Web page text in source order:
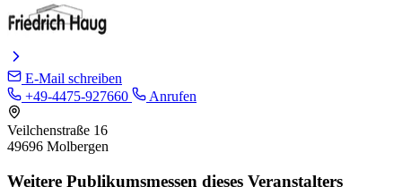
E-Mail schreiben
+49-4475-927660
Anrufen
Veilchenstraße 16
49696 Molbergen
Weitere Publikumsmessen dieses Veranstalters